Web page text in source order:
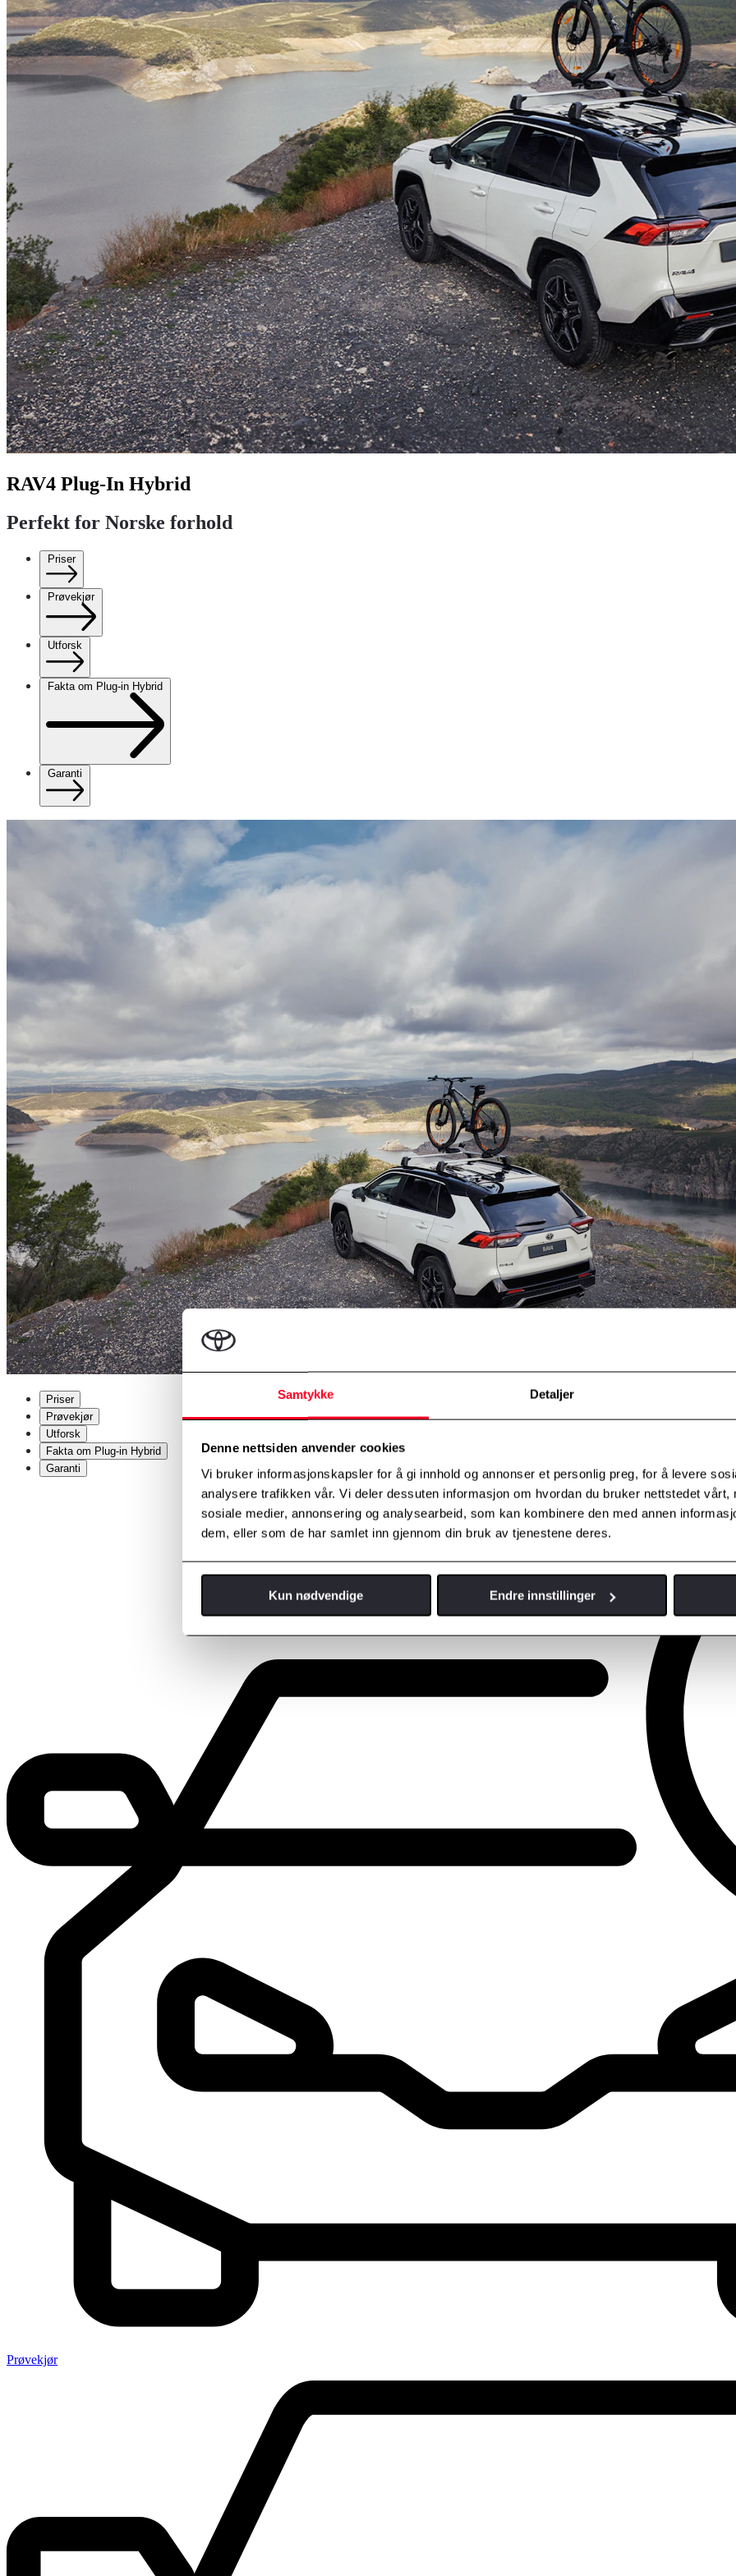
Samtykke Detaljer
Denne nettsiden anvender cookies
Vi bruker informasjonskapsler for å gi innhold og annonser et personlig preg, for å levere
analysere trafikken vår. Vi deler dessuten informasjon om hvordan du bruker nettstedet vårt,
sosiale medier, annonsering og analysearbeid, som kan kombinere den med annen
dem, eller som de har samlet inn gjennom din bruk av tjenestene deres.
Kun nødvendige Endre innstillinger
RAV4 Plug-In Hybrid
Perfekt for Norske forhold
Priser
Prøvekjør
Utforsk
Fakta om Plug-in Hybrid
Garanti
Priser
Prøvekjør
Utforsk
Fakta om Plug-in Hybrid
Garanti
Prøvekjør